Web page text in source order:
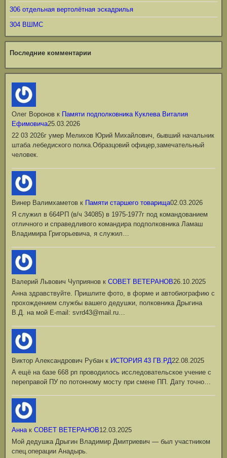
306 отдельная вертолётная эскадрилья
304 ВШМС
Последние комментарии
Олег Воронов к Памяти подполковника Куклева Виталия
Ефимовича25.03.2026
22 03 2026г умер Мелихов Юрий Михайлович, бывший начальник
штаба лебедиского полка.Образцовий офицер,замечательный
человек.
Винер Валимхаметов к Памяти старшего товарища02.03.2026
Я служил в 664РП (в/ч 34085) в 1975-1977г под командованием
отличного и справедливого командира подполковника Ламаш
Владимира Григорьевича, я служил…
Валерий Львович Чуприянов к СОВЕТ ВЕТЕРАНОВ26.10.2025
Анна здравствуйте. Пришлите фото, в форме и автобиографию с
прохождением службы вашего дедушки, полковника Дрыгина
В.Д. на мой Е-mail: svrd43@mail.ru…
Виктор Александрович Рубан к ИСТОРИЯ 43 ГВ.РД22.08.2025
А ещё на базе 668 рп проводилось исследовательское учение с
переправой ПУ по потонному мосту при смене ПП. Дату точно…
Аннак СОВЕТ ВЕТЕРАНОВ12.03.2025
Мой дедушка Дрыгин Владимир Дмитриевич — был участником
спец.операции Анадырь.